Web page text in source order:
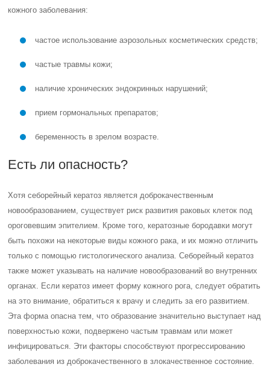
кожного заболевания:
частое использование аэрозольных косметических средств;
частые травмы кожи;
наличие хронических эндокринных нарушений;
прием гормональных препаратов;
беременность в зрелом возрасте.
Есть ли опасность?
Хотя себорейный кератоз является доброкачественным
новообразованием, существует риск развития раковых клеток под
ороговевшим эпителием. Кроме того, кератозные бородавки могут
быть похожи на некоторые виды кожного рака, и их можно отличить
только с помощью гистологического анализа. Себорейный кератоз
также может указывать на наличие новообразований во внутренних
органах. Если кератоз имеет форму кожного рога, следует обратить
на это внимание, обратиться к врачу и следить за его развитием.
Эта форма опасна тем, что образование значительно выступает над
поверхностью кожи, подвержено частым травмам или может
инфицироваться. Эти факторы способствуют прогрессированию
заболевания из доброкачественного в злокачественное состояние.